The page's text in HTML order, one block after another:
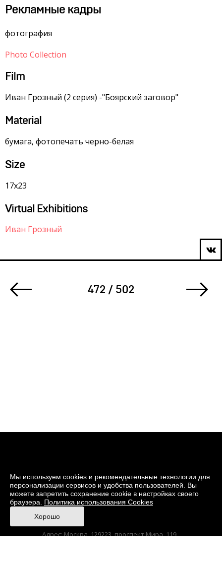
Рекламные кадры
фотография
Photo Collection
Film
Иван Грозный (2 серия) -"Боярский заговор"
Material
бумага, фотопечать черно-белая
Size
17х23
Virtual Exhibitions
Иван Грозный
472 / 502
© 2026 Музей кино
При поддержке Министерства культуры РФ
Адрес: Москва, 129223, проспект Мира, 119,
Мы используем cookies и рекомендательные технологии для
персонализации сервисов и удобства пользователей. Вы
можете запретить сохранение cookie в настройках своего
браузера. Политика использования Cookies
Хорошо